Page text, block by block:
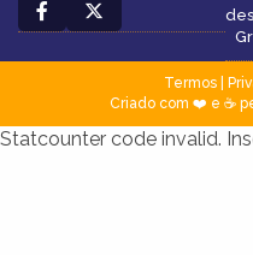
Termos|
Criado com ❤️ e ☕
Statcounter code invalid.